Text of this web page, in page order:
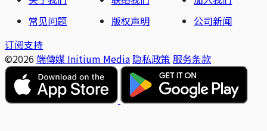
常见问题
版权声明
公司新闻
订阅支持
©2026 端傳媒 Initium Media 隐私政策 服务条款